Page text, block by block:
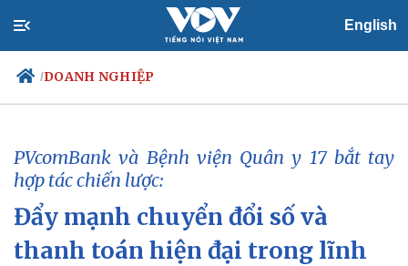
English
/DOANH NGHIỆP
Chính trị
Đảng
Tổ chức nhân sự
Quốc hội
Nhận diện sự thật
Xã hội
Dự báo thời tiết
Dấu ấn VOV
PVcomBank và Bệnh viện Quân y 17 bắt tay
hợp tác chiến lược:
Đẩy mạnh chuyển đổi số và
thanh toán hiện đại trong lĩnh